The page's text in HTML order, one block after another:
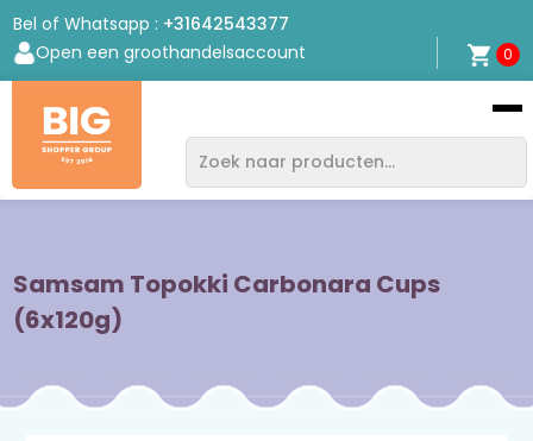
Bel of Whatsapp : +31642543377
Open een groothandelsaccount
0
Bigshopper
Group
Samsam Topokki Carbonara Cups
(6x120g)